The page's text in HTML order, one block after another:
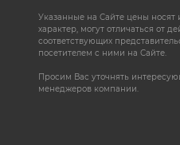
Указанные на Сайте цены
характер, могут отличаться от
соответствующих
посетителем с ними на Сайте.
Просим Вас уточнять
менеджеров компании.